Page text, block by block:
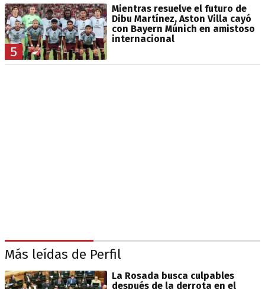
5
Mientras resuelve el futuro de
Dibu Martínez, Aston Villa cayó
con Bayern Múnich en amistoso
internacional
Más leídas de Perfil
La Rosada busca culpables
después de la derrota en el